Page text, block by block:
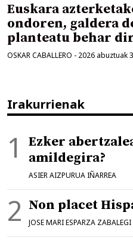
Euskara
ondoren, galdera
planteatu behar
OSKAR CABALLERO - 2026 abuztuak 3
Irakurrienak
Ezker
amildegira?
ASIER AIZPURUA IÑARREA
Non placet
JOSE MARI ESPARZA ZABALEGI